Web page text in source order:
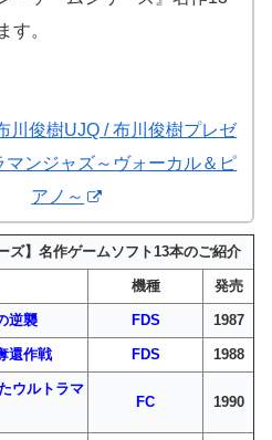
す。
川俊樹UJQ / 布川俊樹プレゼ
マンジャズ～ヴォーカル＆ピ
アノ～
ズ】名作ゲームソフト13本のご紹介
機種 発売
逆襲 FDS 1987
還作戦 FDS 1988
ウルトラマ
FC 1990